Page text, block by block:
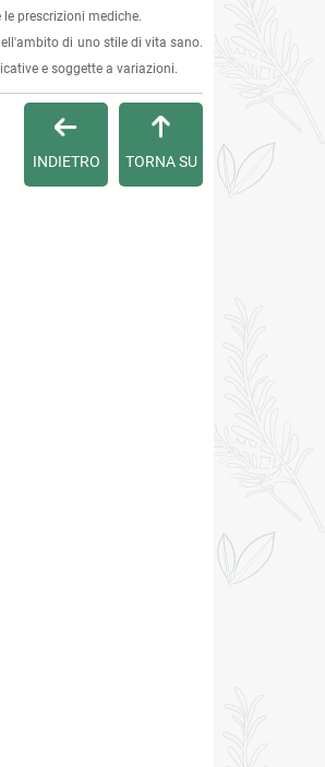
prescrizioni mediche.
di uno stile di vita sano.
e soggette a variazioni.
TORNA SU
INDIETRO